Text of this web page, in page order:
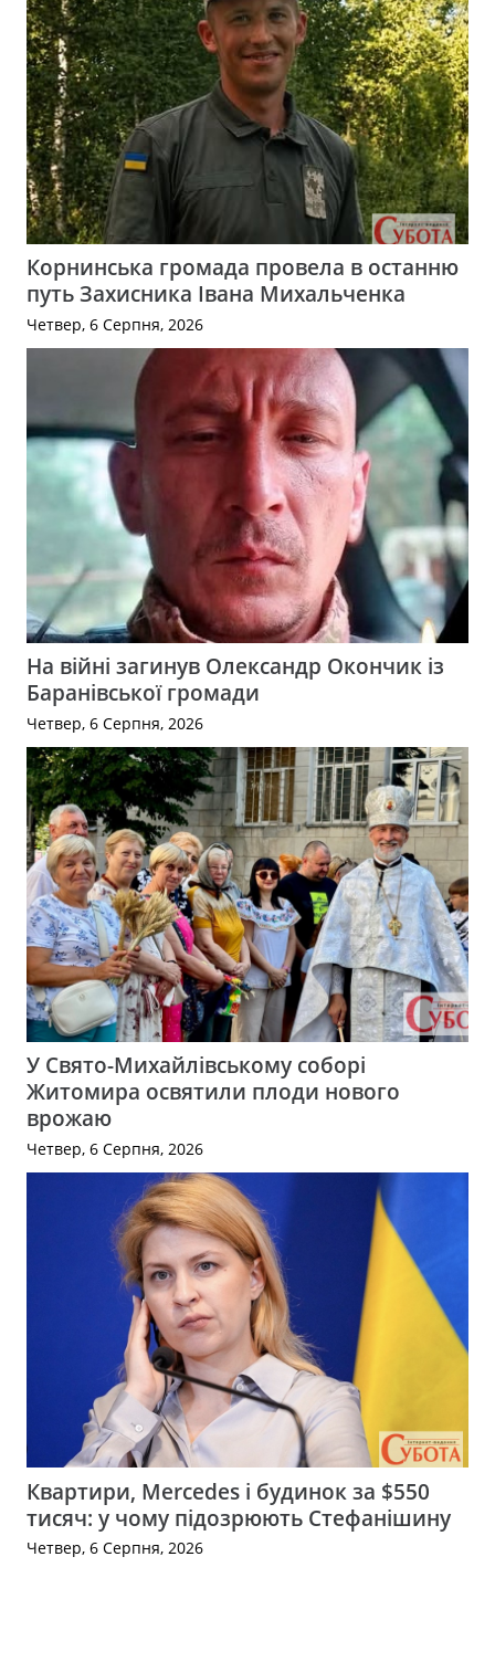
Корнинська громада провела в останню
путь Захисника Івана Михальченка
Четвер, 6 Серпня, 2026
На війні загинув Олександр Окончик із
Баранівської громади
Четвер, 6 Серпня, 2026
У Свято-Михайлівському соборі
Житомира освятили плоди нового
врожаю
Четвер, 6 Серпня, 2026
Квартири, Mercedes і будинок за $550
тисяч: у чому підозрюють Стефанішину
Четвер, 6 Серпня, 2026